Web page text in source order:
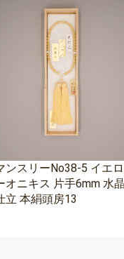
ンスリーNo38-5 イエロ
オニキス 片手6mm 水晶
立 本絹頭房13